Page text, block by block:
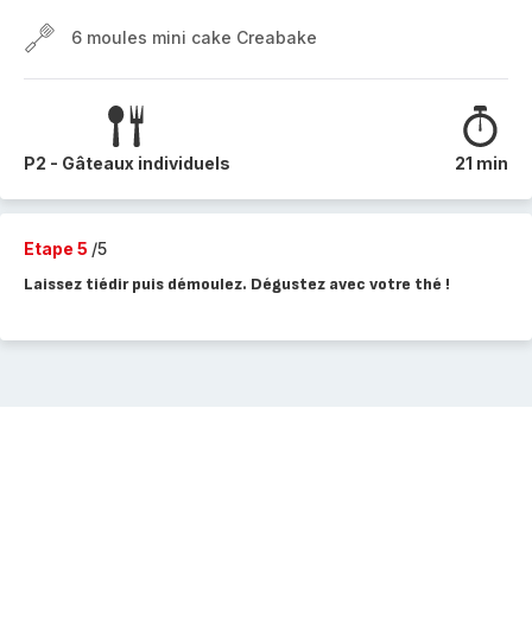
6 moules mini cake Creabake
P2 - Gâteaux individuels 21 min
Etape 5 /5
Laissez tiédir puis démoulez. Dégustez avec votre thé !